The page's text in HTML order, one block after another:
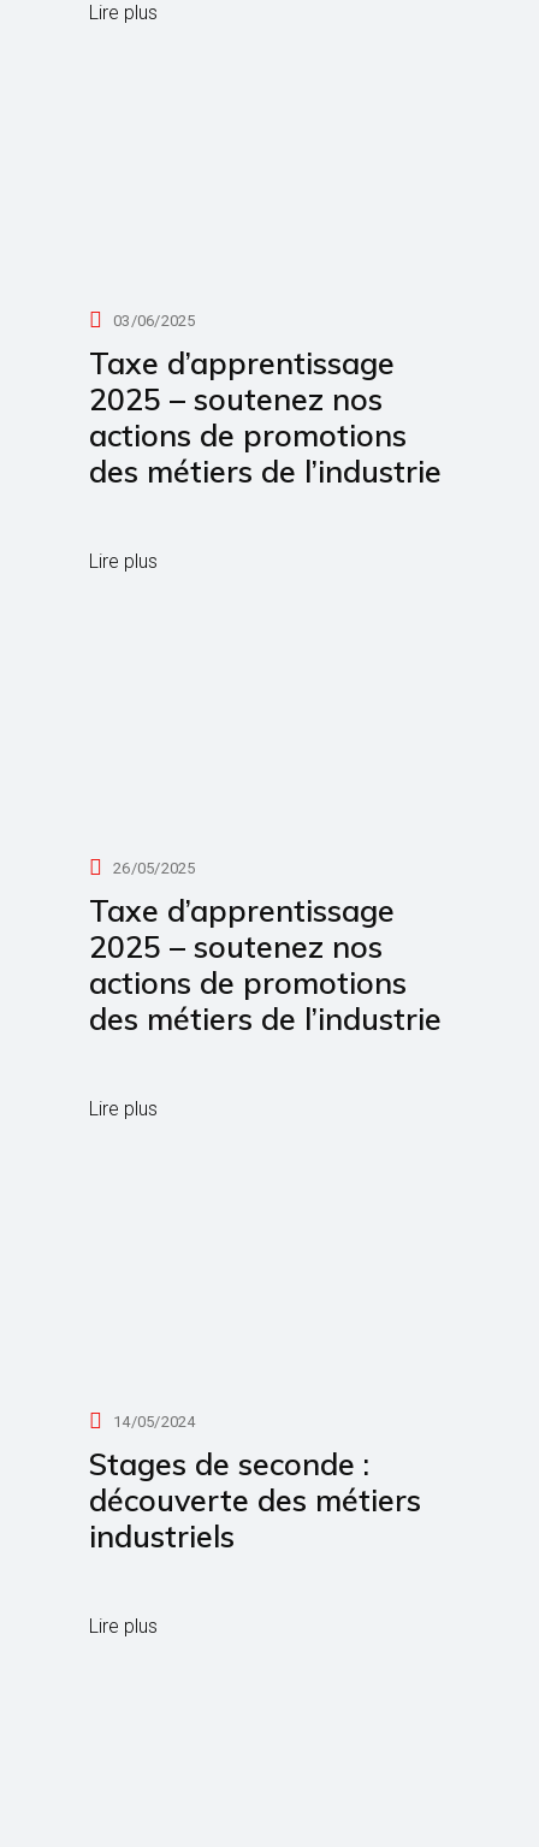
Lire plus
03/06/2025
Taxe d’apprentissage
2025 – soutenez nos
actions de promotions
des métiers de l’industrie
Lire plus
26/05/2025
Taxe d’apprentissage
2025 – soutenez nos
actions de promotions
des métiers de l’industrie
Lire plus
14/05/2024
Stages de seconde :
découverte des métiers
industriels
Lire plus